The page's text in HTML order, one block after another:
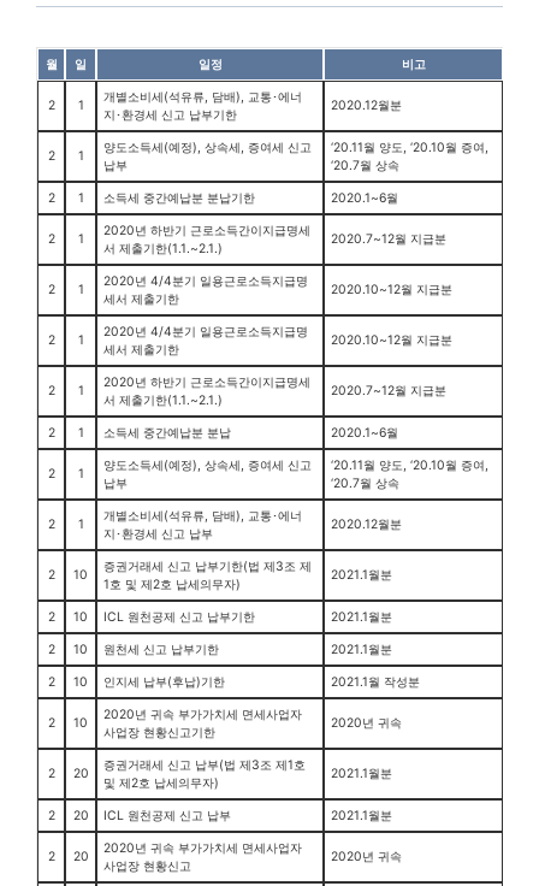
월 일 일정 비고
2 1
개별소비세(석유류, 담배), 교통･에너
지･환경세 신고 납부기한
2020.12월분
2 1
양도소득세(예정), 상속세, 증여세 신고
납부
‘20.11월 양도, ‘20.10월 증여,
‘20.7월 상속
2 1 소득세 중간예납분 분납기한 2020.1~6월
2 1
2020년 하반기 근로소득간이지급명세
서 제출기한(1.1.~2.1.)
2020.7~12월 지급분
2 1
2020년 4/4분기 일용근로소득지급명
세서 제출기한
2020.10~12월 지급분
2 1
2020년 4/4분기 일용근로소득지급명
세서 제출기한
2020.10~12월 지급분
2 1
2020년 하반기 근로소득간이지급명세
서 제출기한(1.1.~2.1.)
2020.7~12월 지급분
2 1 소득세 중간예납분 분납 2020.1~6월
2 1
양도소득세(예정), 상속세, 증여세 신고
납부
‘20.11월 양도, ‘20.10월 증여,
‘20.7월 상속
2 1
개별소비세(석유류, 담배), 교통･에너
지･환경세 신고 납부
2020.12월분
2 10
증권거래세 신고 납부기한(법 제3조 제
1호 및 제2호 납세의무자)
2021.1월분
2 10 ICL 원천공제 신고 납부기한 2021.1월분
2 10 원천세 신고 납부기한 2021.1월분
2 10 인지세 납부(후납)기한 2021.1월 작성분
2 10
2020년 귀속 부가가치세 면세사업자
사업장 현황신고기한
2020년 귀속
2 20
증권거래세 신고 납부(법 제3조 제1호
및 제2호 납세의무자)
2021.1월분
2 20 ICL 원천공제 신고 납부 2021.1월분
2 20
2020년 귀속 부가가치세 면세사업자
사업장 현황신고
2020년 귀속